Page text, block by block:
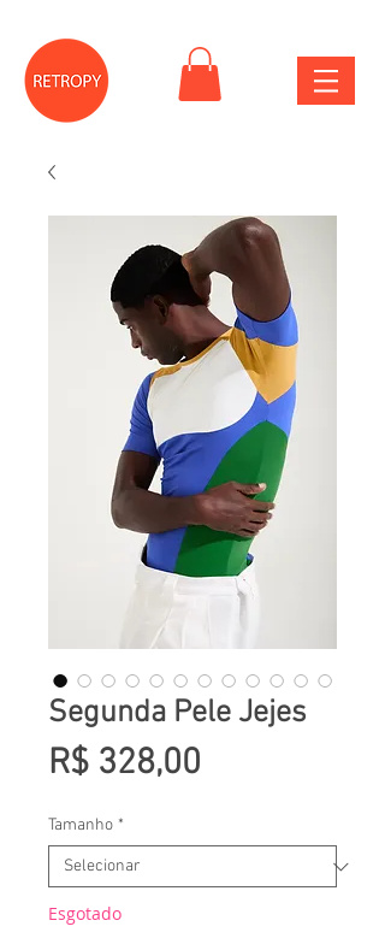
Segunda Pele Jejes
R$ 328,00
Tamanho *
Esgotado